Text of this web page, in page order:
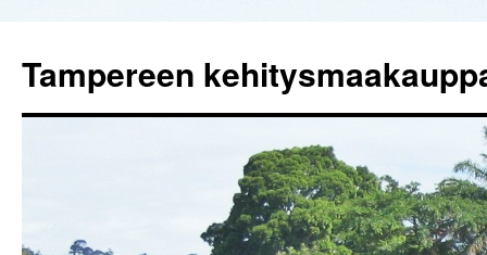
Tampereen